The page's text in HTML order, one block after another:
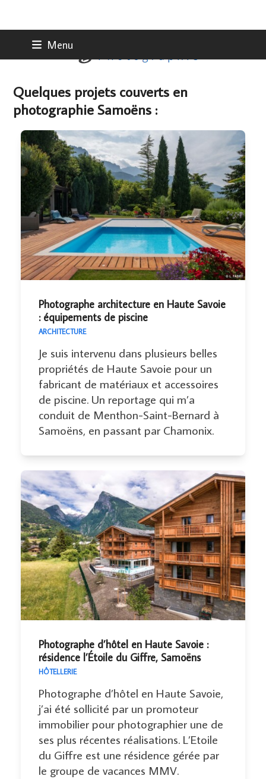
Menu
Quelques projets couverts en
photographie Samoëns :
Photographe architecture en Haute Savoie
: équipements de piscine
ARCHITECTURE
Je suis intervenu dans plusieurs belles
propriétés de Haute Savoie pour un
fabricant de matériaux et accessoires
de piscine. Un reportage qui m’a
conduit de Menthon-Saint-Bernard à
Samoëns, en passant par Chamonix.
Photographe d’hôtel en Haute Savoie :
résidence l’Étoile du Giffre, Samoëns
HÔTELLERIE
Photographe d’hôtel en Haute Savoie,
j’ai été sollicité par un promoteur
immobilier pour photographier une de
ses plus récentes réalisations. L’Etoile
du Giffre est une résidence gérée par
le groupe de vacances MMV.